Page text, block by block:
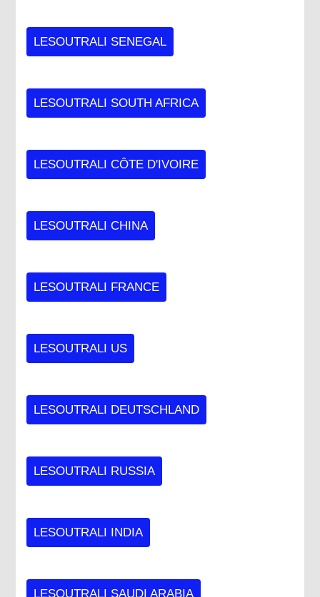
LESOUTRALI SENEGAL
LESOUTRALI SOUTH AFRICA
LESOUTRALI CÔTE D'IVOIRE
LESOUTRALI CHINA
LESOUTRALI FRANCE
LESOUTRALI US
LESOUTRALI DEUTSCHLAND
LESOUTRALI RUSSIA
LESOUTRALI INDIA
LESOUTRALI SAUDI ARABIA